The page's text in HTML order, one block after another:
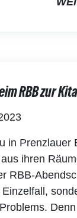
RBB zur
in Prenzlauer
ihren
RBB-